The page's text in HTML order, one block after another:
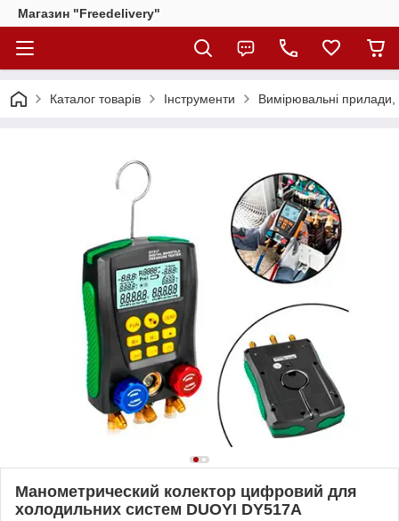
Магазин "Freedelivery"
Каталог товарів Інструменти Вимірювальні прилади,
Манометрический колектор цифровий для
холодильних систем DUOYI DY517A